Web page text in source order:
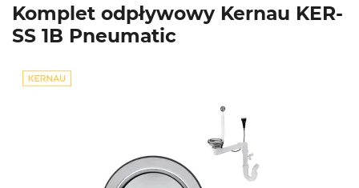
Komplet odpływowy Kernau KER-
SS 1B Pneumatic